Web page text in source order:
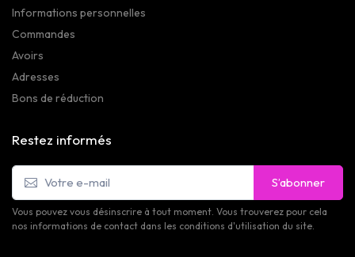
Informations personnelles
Commandes
Avoirs
Adresses
Bons de réduction
Restez informés
S’abonner
Vous pouvez vous désinscrire à tout moment. Vous trouverez pour cela
nos informations de contact dans les conditions d'utilisation du site.